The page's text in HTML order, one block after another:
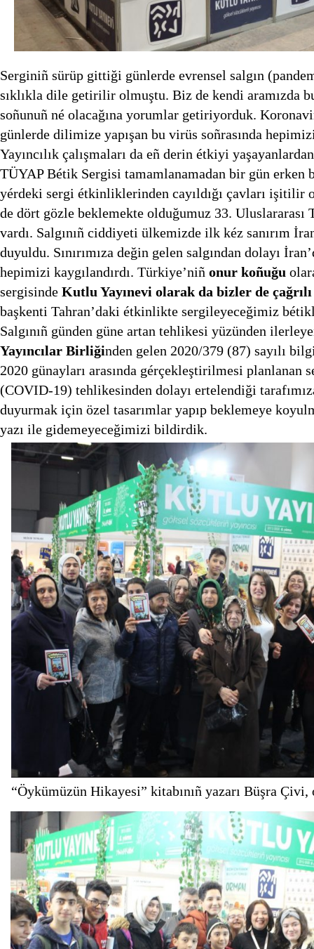
Serginiñ sürüp gittiği günlerde evrensel salgın
sıklıkla dile getirilir olmuştu. Biz de kendi aramızda
soñunuñ né olacağına yorumlar getiriyorduk.
günlerde dilimize yapışan bu virüs soñrasında
Yayıncılık çalışmaları da eñ derin étkiyi
TÜYAP Bétik Sergisi tamamlanamadan bir gün erken
yérdeki sergi étkinliklerinden cayıldığı çavları işitilir
de dört gözle beklemekte olduğumuz 33.
vardı. Salgınıñ ciddiyeti ülkemizde ilk kéz sanırım
duyuldu. Sınırımıza değin gelen salgından dolayı
hepimizi kaygılandırdı. Türkiye’niñ onur koñuğu
sergisinde Kutlu Yayınevi olarak da bizler de
başkenti Tahran’daki étkinlikte sergileyeceğimiz
Salgınıñ günden güne artan tehlikesi yüzünden
Yayıncılar Birliğinden gelen 2020/379 (87) sayılı
2020 günayları arasında gérçekleştirilmesi planlanan
(COVID-19) tehlikesinden dolayı ertelendiği
duyurmak için özel tasarımlar yapıp beklemeye
yazı ile gidemeyeceğimizi bildirdik.
“Öykümüzün Hikayesi” kitabınıñ yazarı Büşra